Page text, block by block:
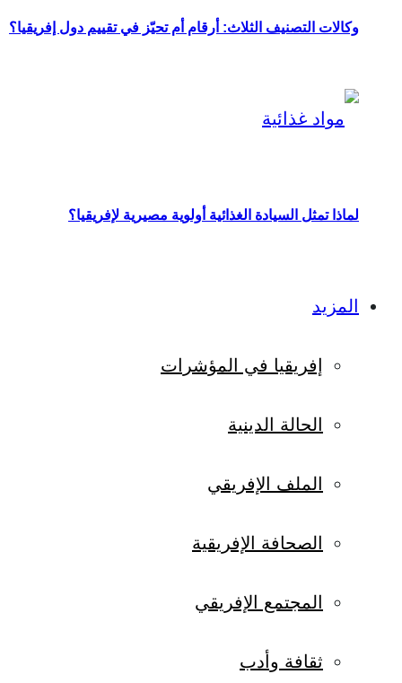
وكالات التصنيف الثلاث: أرقام أم تحيّز في تقييم دول إفريقيا؟
لماذا تمثل السيادة الغذائية أولوية مصيرية لإفريقيا؟
المزيد
إفريقيا في المؤشرات
الحالة الدينية
الملف الإفريقي
الصحافة الإفريقية
المجتمع الإفريقي
ثقافة وأدب